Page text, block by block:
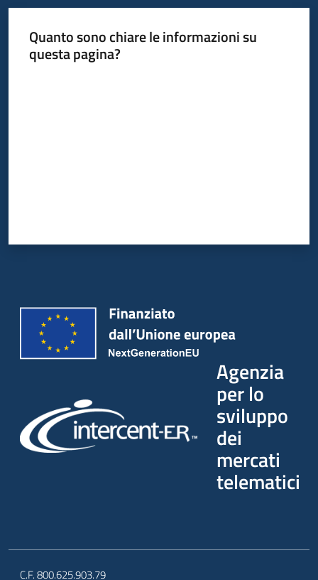
Quanto sono chiare le informazioni su
questa pagina?
Agenzia
per lo
sviluppo
dei
mercati
telematici
C.F. 800.625.903.79